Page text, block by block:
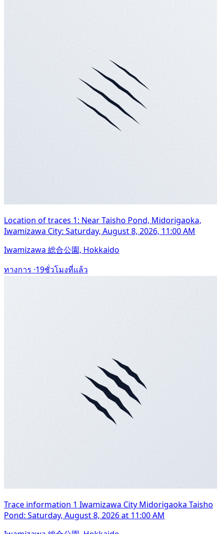
Location of traces 1: Near Taisho Pond, Midorigaoka,
Iwamizawa City: Saturday, August 8, 2026, 11:00 AM
Iwamizawa 総合公園, Hokkaido
ทางการ ·19ชั่วโมงที่แล้ว
Trace information 1 Iwamizawa City Midorigaoka Taisho
Pond: Saturday, August 8, 2026 at 11:00 AM